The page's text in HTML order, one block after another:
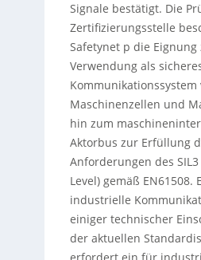
Signale bestätigt. Die
Zertifizierungsstelle
Safetynet p die Eignung
Verwendung als
Kommunikationssystem
Maschinenzellen und
hin zum
Aktorbus zur Erfüllung
Anforderungen des
Level) gemäß
industrielle
einiger technischer
der aktuellen